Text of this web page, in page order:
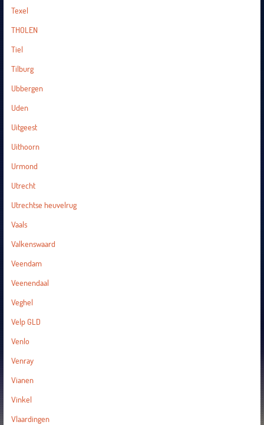
Texel
THOLEN
Tiel
Tilburg
Ubbergen
Uden
Uitgeest
Uithoorn
Urmond
Utrecht
Utrechtse heuvelrug
Vaals
Valkenswaard
Veendam
Veenendaal
Veghel
Velp GLD
Venlo
Venray
Vianen
Vinkel
Vlaardingen